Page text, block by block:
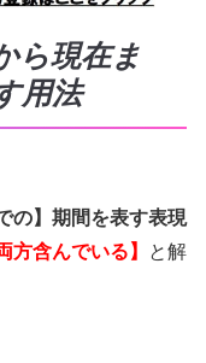
ら現在ま
用法
の】期間を表す表現
方含んでいる】
と解